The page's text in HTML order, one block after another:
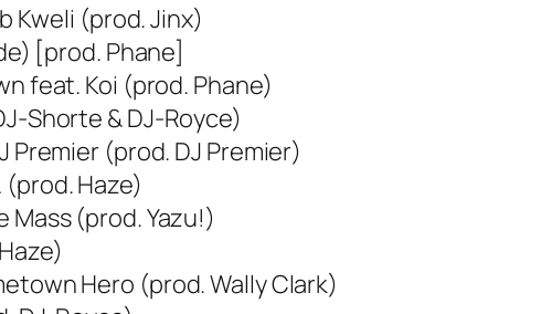
Kweli (prod. Jinx)
[prod. Phane]
feat. Koi (prod. Phane)
Shorte & DJ-Royce)
(prod. DJ Premier)
Haze)
Mass (prod. Yazu!)
Hero (prod. Wally Clark)